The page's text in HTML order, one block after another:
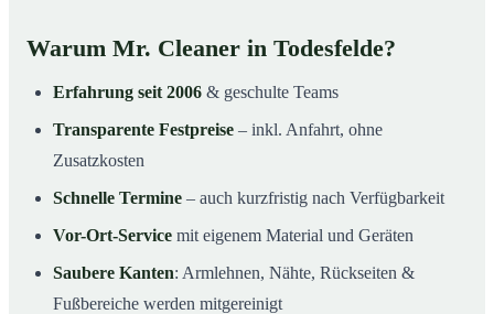
Warum Mr. Cleaner in Todesfelde?
Erfahrung seit 2006 & geschulte Teams
Transparente Festpreise – inkl. Anfahrt, ohne
Zusatzkosten
Schnelle Termine – auch kurzfristig nach Verfügbarkeit
Vor-Ort-Service mit eigenem Material und Geräten
Saubere Kanten: Armlehnen, Nähte, Rückseiten &
Fußbereiche werden mitgereinigt